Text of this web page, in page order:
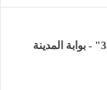
تحطم مقاتلة أميركية من طراز "إف-35" - بوابة المدينة